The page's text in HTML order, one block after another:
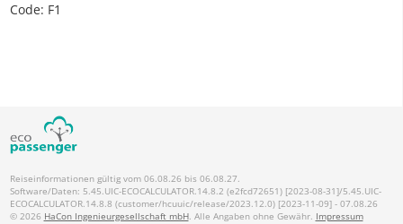
Code: F1
Reiseinformationen gültig vom 06.08.26 bis 06.08.27.
Software/Daten: 5.45.UIC-ECOCALCULATOR.14.8.2 (e2fcd72651) [2023-08-31]/5.45.UIC-
ECOCALCULATOR.14.8.8 (customer/hcuuic/release/2023.12.0) [2023-11-09] - 07.08.26
© 2026 HaCon Ingenieurgesellschaft mbH. Alle Angaben ohne Gewähr. Impressum